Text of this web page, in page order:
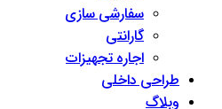
سفارشی سازی
گارانتی
اجاره تجهیزات
طراحی داخلی
وبلاگ